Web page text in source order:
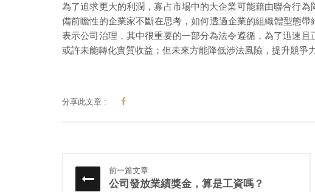
為了追求更大的利潤，寡占市場中的大企業可能藉由聯合行
備前瞻性的企業家不斷在思考，如何透過企業的組織體型態
表示公司治理，其中很重要的一部分為法令遵循，為了迅速
或許未能轉化實質收益；但未來方能降低涉法風險，提升競爭力
分享此文章 :
前一篇文章
公司發放業績獎金，算是工資嗎？